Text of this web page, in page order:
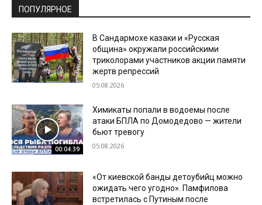
ПОПУЛЯРНОЕ
В Сандармохе казаки и «Русская
община» окружали российскими
триколорами участников акции памяти
жертв репрессий
05.08.2026
00:04:39
Химикаты попали в водоемы после
атаки БПЛА по Домодедово — жители
бьют тревогу
05.08.2026
«От киевской банды детоубийц можно
ожидать чего угодно». Памфилова
встретилась с Путиным после